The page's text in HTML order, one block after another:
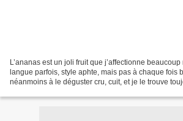
L’ananas est un joli fruit que j’affectionne
langue parfois, style aphte, mais pas à chaque fois
néanmoins à le déguster cru, cuit, et je le trouve